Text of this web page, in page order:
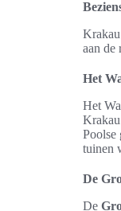
Krakau
aan de
Het
Het
Poolse
tuinen
De
De